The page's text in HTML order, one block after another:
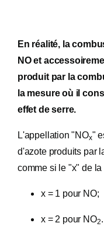
En réalité, la
NO et
produit par la
la mesure où il
effet de serre.
L'appellation "NOx"
d'azote produits par
comme si le "x" de
x = 1 pour NO;
x = 2 pour NO2.